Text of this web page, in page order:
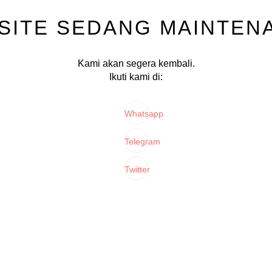
SEDANG
Kami akan segera kembali.
Ikuti kami di:
Whatsapp
Telegram
Twitter